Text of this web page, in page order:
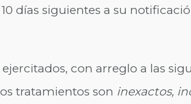
días siguientes a su
con arreglo a las
tratamientos son inexactos,